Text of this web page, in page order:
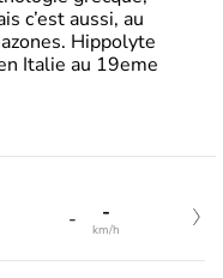
c’est aussi, au
Hippolyte
Italie au 19eme
- -
km/h